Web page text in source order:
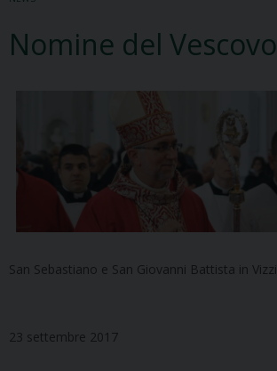
Nomine del Vescovo
San Sebastiano e San Giovanni Battista in
23 settembre 2017